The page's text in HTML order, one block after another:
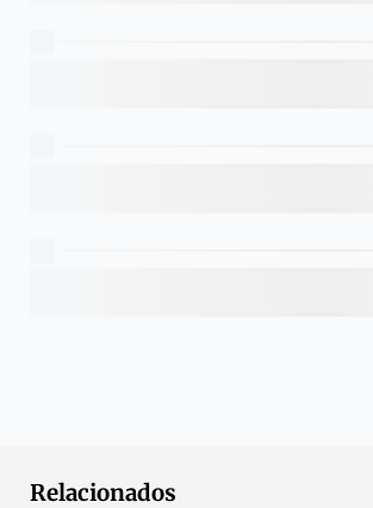
Relacionados